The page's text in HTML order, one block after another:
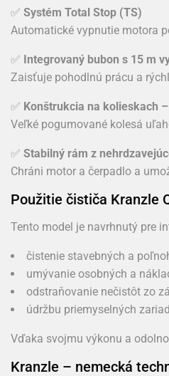
✅ Systém Total Stop (TS)
Automatické vypnutie motora
✅ Integrovaný bubon s 15 m
Zaisťuje pohodlnú prácu a
✅ Konštrukcia na kolieskach
Veľké pogumované kolesá
✅ Stabilný rám z
Chráni motor a čerpadlo a
Použitie čističa Kranzle
Tento model je navrhnutý pre
čistenie stavebných a
umývanie osobných a
odstraňovanie nečistôt zo
údržbu priemyselných
Vďaka svojmu výkonu a
Kranzle – nemecká